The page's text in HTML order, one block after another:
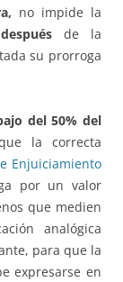
no impide la
despuésde la
su prorroga
del 50% del
la correcta
Enjuiciamiento
por un valor
que medien
analógica
para que la
expresarse en